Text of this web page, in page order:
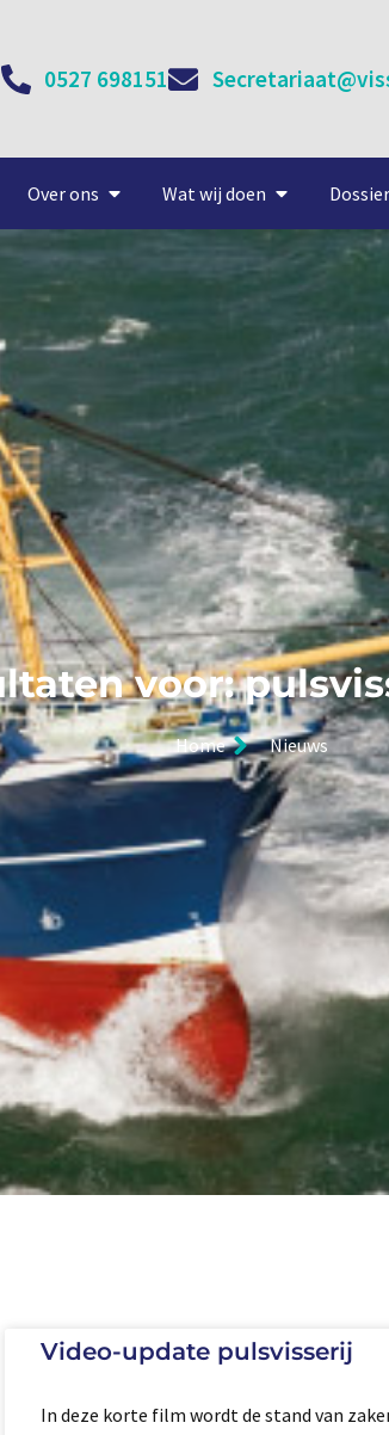
0527 698151
Over ons Wat wij doen
voor:
Home Nieuws
Video-update pulsvisserij
In deze korte film wordt de stand van